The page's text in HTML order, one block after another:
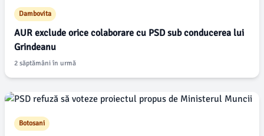
Dambovita
AUR exclude orice colaborare cu PSD sub conducerea lui
Grindeanu
2 săptămâni în urmă
Botosani